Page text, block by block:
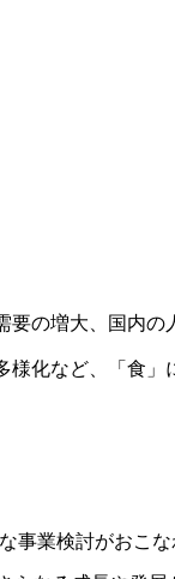
要の増大、国内
様化など、「食
事業検討がおこ